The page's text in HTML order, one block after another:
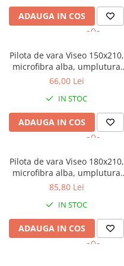
ADAUGA IN COS
Pilota de vara Viseo 150x210,
microfibra alba, umplutura
200 gr/mp, vidata
66,00 Lei
IN STOC
ADAUGA IN COS
Pilota de vara Viseo 180x210,
microfibra alba, umplutura
200 gr/mp, vidata
85,80 Lei
IN STOC
ADAUGA IN COS